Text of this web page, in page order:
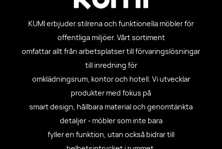
KUMI erbjuder stilrena och funktionella möbler för
offentliga miljöer. Vårt sortiment
omfattar allt från arbetsplatser till förvaringslösningar
till inredning för
omklädningsrum, kontor och hotell. Vi utvecklar
produkter med fokus på
smart design, hållbara material och genomtänkta
detaljer - möbler som inte bara
fyller en funktion, utan också bidrar till